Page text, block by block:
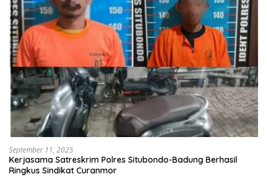
September 11, 2025
Kerjasama Satreskrim Polres Situbondo-Badung Berhasil
Ringkus Sindikat Curanmor